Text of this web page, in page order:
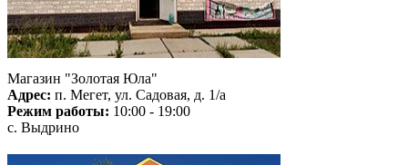
Магазин "Золотая Юла"
Адрес: п. Мегет, ул. Садовая, д. 1/а
Режим работы: 10:00 - 19:00
с. Выдрино